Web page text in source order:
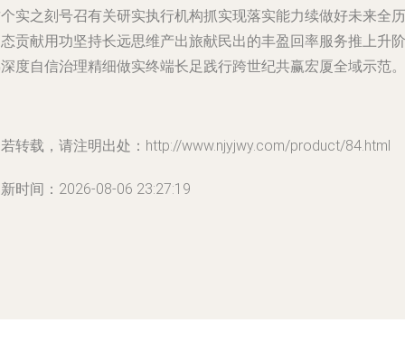
实之刻号召有关研实执行机构抓实现落实能力续做好未来全历
贡献用功坚持长远思维产出旅献民出的丰盈回率服务推上升阶
度自信治理精细做实终端长足践行跨世纪共赢宏厦全域示范
转载，请注明出处：http://www.njyjwy.com/product/84.html
时间：2026-08-06 23:27:19